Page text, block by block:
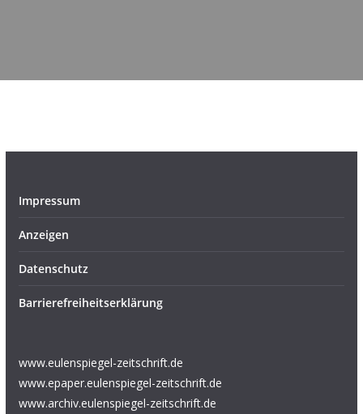
Impressum
Anzeigen
Datenschutz
Barrierefreiheitserklärung
www.eulenspiegel-zeitschrift.de
www.epaper.eulenspiegel-zeitschrift.de
www.archiv.eulenspiegel-zeitschrift.de